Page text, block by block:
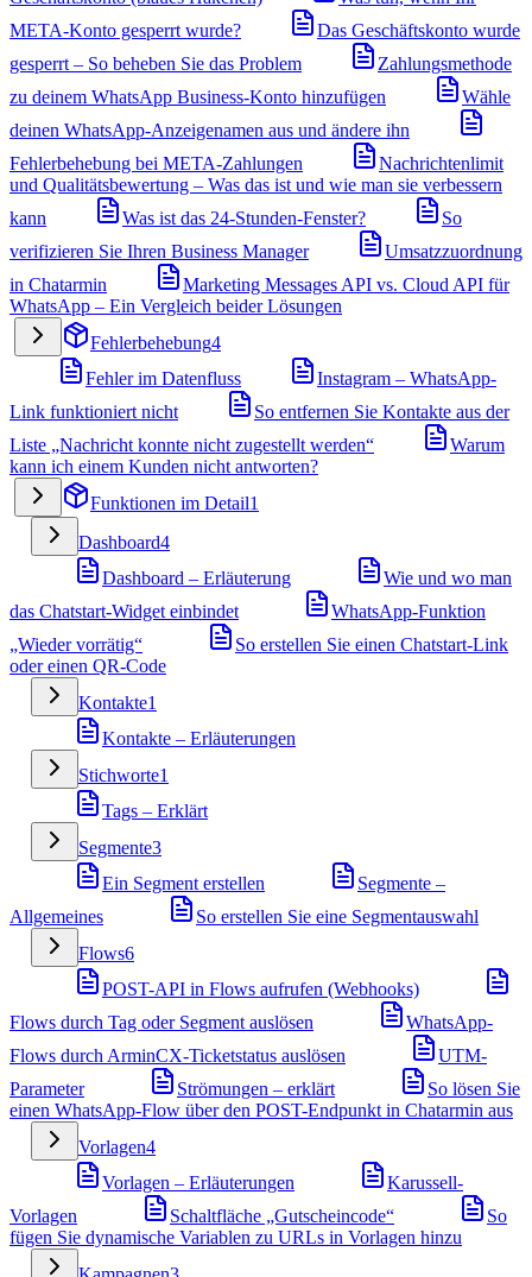
META-Konto gesperrt wurde?
Das Geschäftskonto wurde
gesperrt – So beheben Sie das Problem
Zahlungsmethode
zu deinem WhatsApp Business-Konto hinzufügen
Wähle
deinen WhatsApp-Anzeigenamen aus und ändere ihn
Fehlerbehebung bei META-Zahlungen
Nachrichtenlimit
und Qualitätsbewertung – Was das ist und wie man sie verbessern
kann
Was ist das 24-Stunden-Fenster?
So
verifizieren Sie Ihren Business Manager
Umsatzzuordnung
in Chatarmin
Marketing Messages API vs. Cloud API für
WhatsApp – Ein Vergleich beider Lösungen
Fehlerbehebung4
Fehler im Datenfluss
Instagram – WhatsApp-
Link funktioniert nicht
So entfernen Sie Kontakte aus der
Liste „Nachricht konnte nicht zugestellt werden“
Warum
kann ich einem Kunden nicht antworten?
Funktionen im Detail1
Dashboard4
Dashboard – Erläuterung
Wie und wo man
das Chatstart-Widget einbindet
WhatsApp-Funktion
„Wieder vorrätig“
So erstellen Sie einen Chatstart-Link
oder einen QR-Code
Kontakte1
Kontakte – Erläuterungen
Stichworte1
Tags – Erklärt
Segmente3
Ein Segment erstellen
Segmente –
Allgemeines
So erstellen Sie eine Segmentauswahl
Flows6
POST-API in Flows aufrufen (Webhooks)
Flows durch Tag oder Segment auslösen
WhatsApp-
Flows durch ArminCX-Ticketstatus auslösen
UTM-
Parameter
Strömungen – erklärt
So lösen Sie
einen WhatsApp-Flow über den POST-Endpunkt in Chatarmin aus
Vorlagen4
Vorlagen – Erläuterungen
Karussell-
Vorlagen
Schaltfläche „Gutscheincode“
So
fügen Sie dynamische Variablen zu URLs in Vorlagen hinzu